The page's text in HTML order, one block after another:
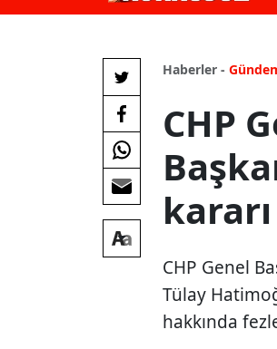
Haberler -
CHP
CHP Genel
Tülay
hakkında